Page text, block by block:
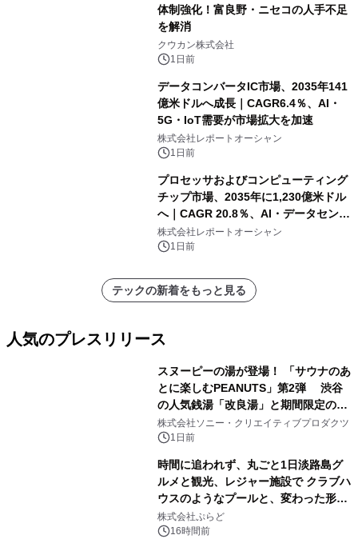
体制強化！富良野・ニセコの人手不足
を解消
クウカン株式会社
1日前
データコンバータIC市場、2035年141
億米ドルへ成長｜CAGR6.4％、AI・
5G・IoT需要が市場拡大を加速
株式会社レポートオーシャン
1日前
プロセッサおよびコンピューティング
チップ市場、2035年に1,230億米ドル
へ｜CAGR 20.8％、AI・データセンタ
ー需要が成長を牽引
株式会社レポートオーシャン
1日前
テックの新着をもっと見る
人気のプレスリリース
スヌーピーの湯が登場！ 「サウナのあ
とに楽しむPEANUTS」第2弾 渋谷
の人気銭湯「改良湯」と期間限定のコ
ラボレーション サウナイキタイコラ
ボグッズも発売決定！
株式会社ソニー・クリエイティブプロダクツ
1日前
時間に追われず、丸ごと1日淡路島グ
ルメと観光、レジャー施設で クラブハ
ウスのようなプールと、変わった形の
サウナも 「THE BOXY AWAJI」のお
得な素泊まり連泊プランで
株式会社ぷらど
16時間前